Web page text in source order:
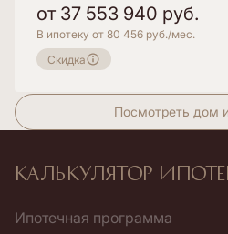
от 37 553 940 руб.
В ипотеку от 80 456 руб./мес.
Скидка
Посмотреть дом
Калькулятор
Ипотечная программа